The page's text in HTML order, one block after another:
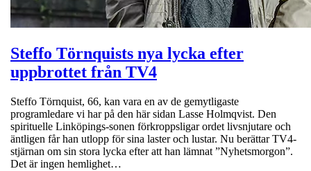
Steffo Törnquists nya lycka efter
uppbrottet från TV4
Steffo Törnquist, 66, kan vara en av de gemytligaste
programledare vi har på den här sidan Lasse Holmqvist. Den
spirituelle Linköpings-sonen förkroppsligar ordet livsnjutare och
äntligen får han utlopp för sina laster och lustar. Nu berättar TV4-
stjärnan om sin stora lycka efter att han lämnat ”Nyhetsmorgon”.
Det är ingen hemlighet…